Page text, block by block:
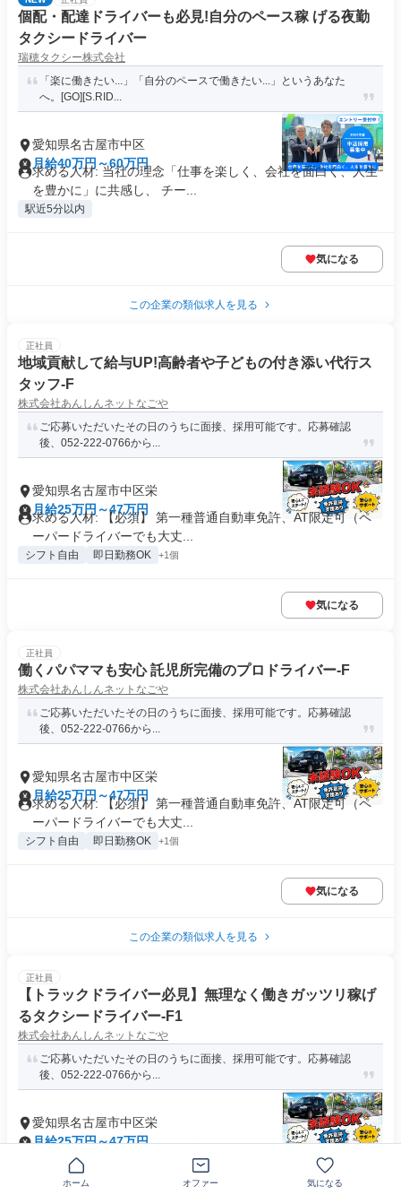
個配・配達ドライバーも必見!自分のペース稼 げる夜勤
タクシードライバー
瑞穂タクシー株式会社
「楽に働きたい...」「自分のペースで働きたい...」というあなた
へ。[GO][S.RID...
愛知県名古屋市中区
月給40万円～60万円
求める人材: 当社の理念「仕事を楽しく、会社を面白く、人生
を豊かに」に共感し、 チー...
駅近5分以内
気になる
この企業の類似求人を見る
正社員
地域貢献して給与UP!高齢者や子どもの付き添い代行ス
タッフ-F
株式会社あんしんネットなごや
ご応募いただいたその日のうちに面接、採用可能です。応募確認
後、052-222-0766から...
愛知県名古屋市中区栄
月給25万円～47万円
求める人材: 【必須】 第一種普通自動車免許、AT限定可（ペ
ーパードライバーでも大丈...
シフト自由 即日勤務OK +1個
気になる
正社員
働くパパママも安心 託児所完備のプロドライバー-F
株式会社あんしんネットなごや
ご応募いただいたその日のうちに面接、採用可能です。応募確認
後、052-222-0766から...
愛知県名古屋市中区栄
月給25万円～47万円
求める人材: 【必須】 第一種普通自動車免許、AT限定可（ペ
ーパードライバーでも大丈...
シフト自由 即日勤務OK +1個
気になる
この企業の類似求人を見る
正社員
【トラックドライバー必見】無理なく働きガッツリ稼げ
るタクシードライバー-F1
株式会社あんしんネットなごや
ご応募いただいたその日のうちに面接、採用可能です。応募確認
後、052-222-0766から...
愛知県名古屋市中区栄
月給25万円～47万円
ーパードライバーでも大丈...
シフト自由
ホーム オファー 気になる